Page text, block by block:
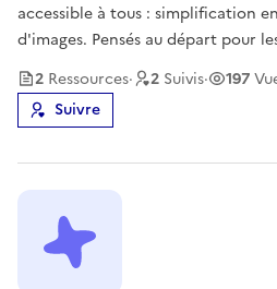
accessible à tous : simplification
d'images. Pensés au départ pour
aussi aux collectivités, aux
communication. Sans inscription,
2 Ressources· 2 Suivis· 197
Suivre